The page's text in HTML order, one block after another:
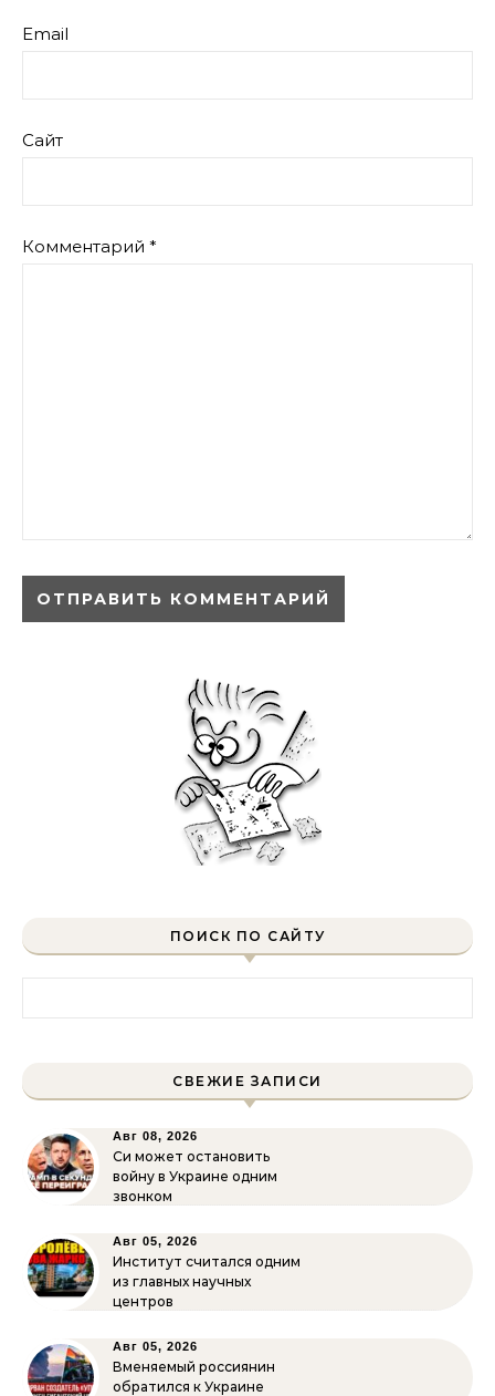
Email
Сайт
Комментарий *
ПОИСК ПО САЙТУ
СВЕЖИЕ ЗАПИСИ
Авг 08, 2026
Си может остановить
войну в Украине одним
звонком
Авг 05, 2026
Институт считался одним
из главных научных
центров
Авг 05, 2026
Вменяемый россиянин
обратился к Украине